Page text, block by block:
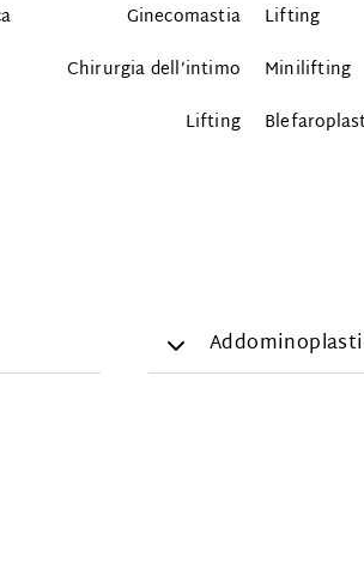
Ginecomastia
Chirurgia dell’intimo
Lifting
Lifting
Minilifting